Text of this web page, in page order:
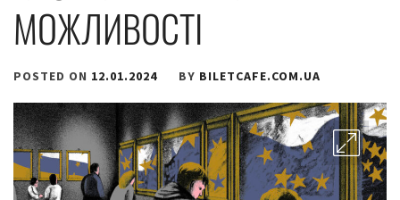
МОЖЛИВОСТІ
POSTED ON 12.01.2024 BY BILETCAFE.COM.UA